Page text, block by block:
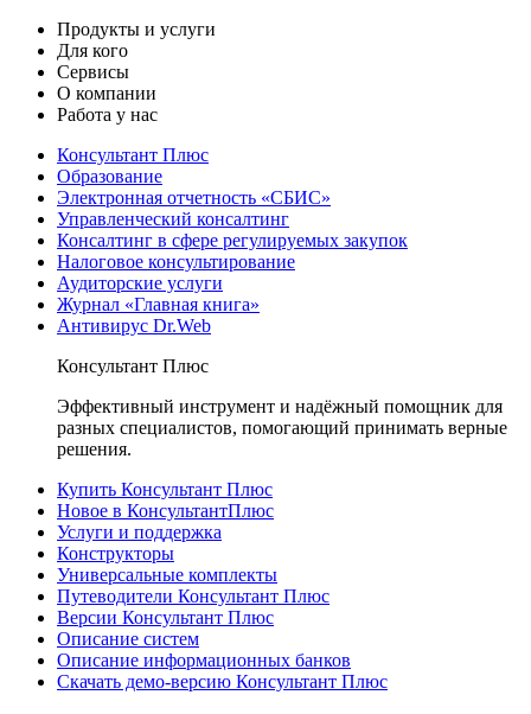
Продукты и услуги
Для кого
Сервисы
О компании
Работа у нас
Консультант Плюс
Образование
Электронная отчетность «СБИС»
Управленческий консалтинг
Консалтинг в сфере регулируемых закупок
Налоговое консультирование
Аудиторские услуги
Журнал «Главная книга»
Антивирус Dr.Web
Консультант Плюс
Эффективный инструмент и надёжный помощник для
разных специалистов, помогающий принимать верные
решения.
Купить Консультант Плюс
Новое в КонсультантПлюс
Услуги и поддержка
Конструкторы
Универсальные комплекты
Путеводители Консультант Плюс
Версии Консультант Плюс
Описание систем
Описание информационных банков
Скачать демо-версию Консультант Плюс